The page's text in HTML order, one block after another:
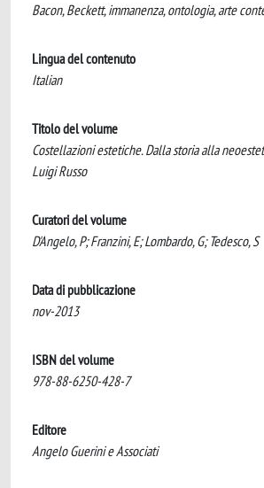
Bacon, Beckett, immanenza, ontologia, arte
Lingua del contenuto
Italian
Titolo del volume
Costellazioni estetiche. Dalla storia alla
Luigi Russo
Curatori del volume
D'Angelo, P; Franzini, E; Lombardo, G; Tedesco, S
Data di pubblicazione
nov-2013
ISBN del volume
978-88-6250-428-7
Editore
Angelo Guerini e Associati